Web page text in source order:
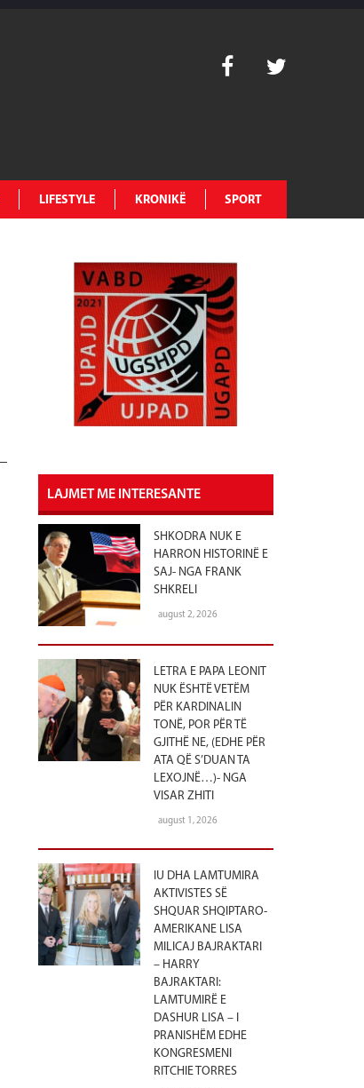
LIFESTYLE KRONIKË SPORT
LAJMET ME INTERESANTE
SHKODRA NUK E
HARRON HISTORINË E
SAJ- NGA FRANK
SHKRELI
august 2, 2026
LETRA E PAPA LEONIT
NUK ËSHTË VETËM
PËR KARDINALIN
TONË, POR PËR TË
GJITHË NE, (EDHE PËR
ATA QË S’DUAN TA
LEXOJNË…)- NGA
VISAR ZHITI
august 1, 2026
IU DHA LAMTUMIRA
AKTIVISTES SË
SHQUAR SHQIPTARO-
AMERIKANE LISA
MILICAJ BAJRAKTARI
– HARRY
BAJRAKTARI:
LAMTUMIRË E
DASHUR LISA – I
PRANISHËM EDHE
KONGRESMENI
RITCHIE TORRES